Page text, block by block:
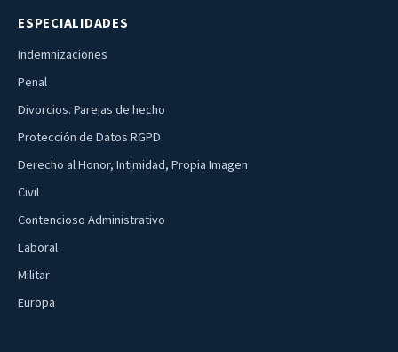
ESPECIALIDADES
Indemnizaciones
Penal
Divorcios. Parejas de hecho
Protección de Datos RGPD
Derecho al Honor, Intimidad, Propia Imagen
Civil
Contencioso Administrativo
Laboral
Militar
Europa